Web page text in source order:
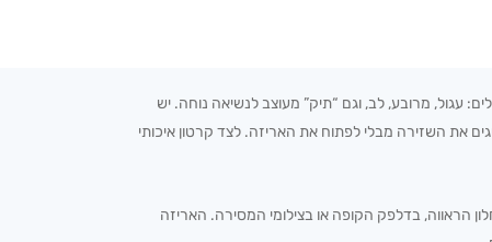
עגול, מרובע, לב, וגם “תיק” מעוצב לנשיאה נוחה. יש
את השזירה מבלי לפתוח את האריזה. לצד קרטון איכותי
הראווה, בדלפק הקופה או בצילומי המסירה. האריזה